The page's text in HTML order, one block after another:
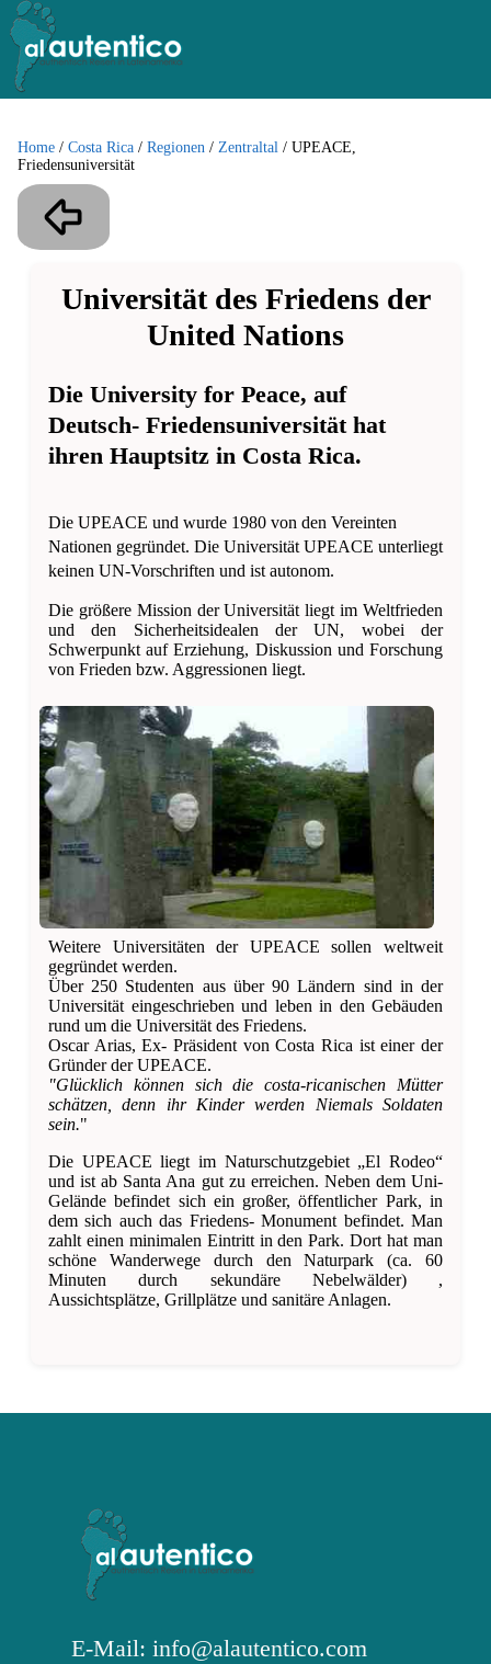
Home / Costa Rica / Regionen / Zentraltal / UPEACE,
Friedensuniversität
Universität des Friedens der
United Nations
Die University for Peace, auf
Deutsch- Friedensuniversität hat
ihren Hauptsitz in Costa Rica.
Die UPEACE und wurde 1980 von den Vereinten
Nationen gegründet. Die Universität UPEACE unterliegt
keinen UN-Vorschriften und ist autonom.
Die größere Mission der Universität liegt im Weltfrieden
und den Sicherheitsidealen der UN, wobei der
Schwerpunkt auf Erziehung, Diskussion und Forschung
von Frieden bzw. Aggressionen liegt.
Weitere Universitäten der UPEACE sollen weltweit
gegründet werden.
Über 250 Studenten aus über 90 Ländern sind in der
Universität eingeschrieben und leben in den Gebäuden
rund um die Universität des Friedens.
Oscar Arias, Ex- Präsident von Costa Rica ist einer der
Gründer der UPEACE.
"Glücklich können sich die costa-ricanischen Mütter
schätzen, denn ihr Kinder werden Niemals Soldaten
sein."
Die UPEACE liegt im Naturschutzgebiet „El Rodeo“
und ist ab Santa Ana gut zu erreichen. Neben dem Uni-
Gelände befindet sich ein großer, öffentlicher Park, in
dem sich auch das Friedens- Monument befindet. Man
zahlt einen minimalen Eintritt in den Park. Dort hat man
schöne Wanderwege durch den Naturpark (ca. 60
Minuten durch sekundäre Nebelwälder) ,
Aussichtsplätze, Grillplätze und sanitäre Anlagen.
E-Mail: info@alautentico.com